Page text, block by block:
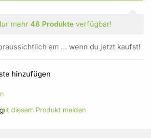
mehr 48 Produkteverfügbar!
am … wenn du jetzt kaufst!
hinzufügen
diesem Produkt melden